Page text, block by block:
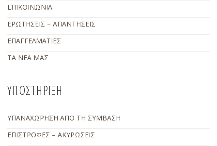
ΕΠΙΚΟΙΝΩΝΙΑ
ΕΡΩΤΗΣΕΙΣ – ΑΠΑΝΤΗΣΕΙΣ
ΕΠΑΓΓΕΛΜΑΤΙΕΣ
ΤΑ ΝΕΑ ΜΑΣ
ΥΠΟΣΤΗΡΙΞΗ
ΥΠΑΝΑΧΩΡΗΣΗ ΑΠΟ ΤΗ ΣΥΜΒΑΣΗ
ΕΠΙΣΤΡΟΦΕΣ – ΑΚΥΡΩΣΕΙΣ